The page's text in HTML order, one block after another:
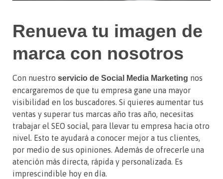
Renueva tu imagen de
marca con nosotros
Con nuestro servicio de Social Media Marketing nos
encargaremos de que tu empresa gane una mayor
visibilidad en los buscadores. Si quieres aumentar tus
ventas y superar tus marcas año tras año, necesitas
trabajar el SEO social, para llevar tu empresa hacia otro
nivel. Esto te ayudará a conocer mejor a tus clientes,
por medio de sus opiniones. Además de ofrecerle una
atención más directa, rápida y personalizada. Es
imprescindible hoy en día.